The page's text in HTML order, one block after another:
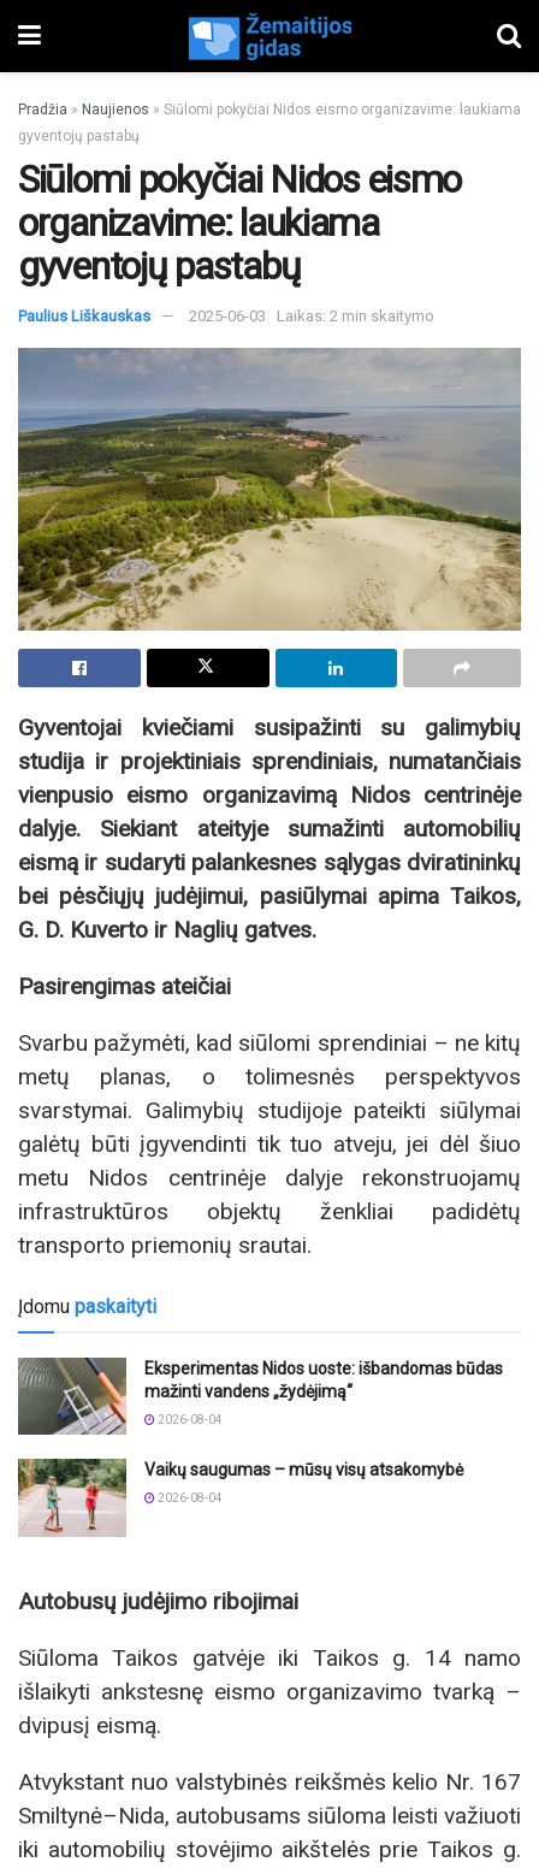
Pradžia » Naujienos » Siūlomi pokyčiai Nidos eismo organizavime: laukiama
gyventojų pastabų
Siūlomi pokyčiai Nidos eismo
organizavime: laukiama
gyventojų pastabų
Paulius Liškauskas 2025-06-03 Laikas: 2 min skaitymo
Gyventojai kviečiami susipažinti su galimybių
studija ir projektiniais sprendiniais, numatančiais
vienpusio eismo organizavimą Nidos centrinėje
dalyje. Siekiant ateityje sumažinti automobilių
eismą ir sudaryti palankesnes sąlygas dviratininkų
bei pėsčiųjų judėjimui, pasiūlymai apima Taikos,
G. D. Kuverto ir Naglių gatves.
Pasirengimas ateičiai
Svarbu pažymėti, kad siūlomi sprendiniai – ne kitų
metų planas, o tolimesnės perspektyvos
svarstymai. Galimybių studijoje pateikti siūlymai
galėtų būti įgyvendinti tik tuo atveju, jei dėl šiuo
metu Nidos centrinėje dalyje rekonstruojamų
infrastruktūros objektų ženkliai padidėtų
transporto priemonių srautai.
Įdomu paskaityti
Eksperimentas Nidos uoste: išbandomas būdas
mažinti vandens „žydėjimą“
2026-08-04
Vaikų saugumas – mūsų visų atsakomybė
2026-08-04
Autobusų judėjimo ribojimai
Siūloma Taikos gatvėje iki Taikos g. 14 namo
išlaikyti ankstesnę eismo organizavimo tvarką –
dvipusį eismą.
Atvykstant nuo valstybinės reikšmės kelio Nr. 167
Smiltynė–Nida, autobusams siūloma leisti važiuoti
iki automobilių stovėjimo aikštelės prie Taikos g.